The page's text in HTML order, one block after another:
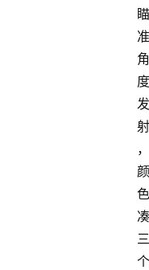
瞄
准
角
度
发
射
，
颜
色
凑
三
个